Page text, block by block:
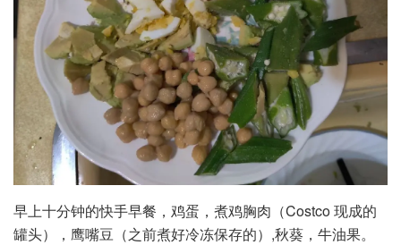
早上十分钟的快手早餐，鸡蛋，煮鸡胸肉（Costco 现成的
罐头），鹰嘴豆（之前煮好冷冻保存的）,秋葵，牛油果。